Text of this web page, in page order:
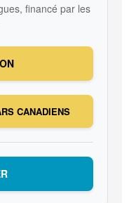
financé par les
CANADIENS